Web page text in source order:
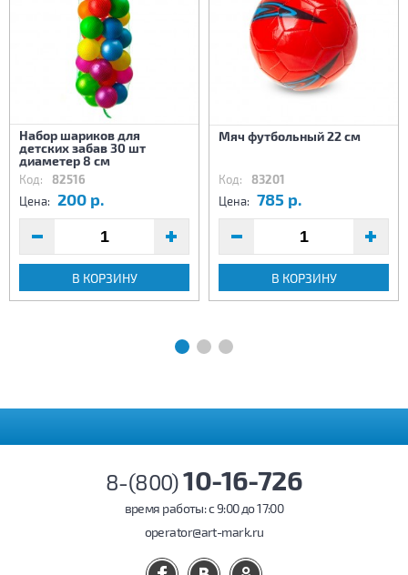
Набор шариков для
детских забав 30 шт
диаметер 8 см
Код: 82516
Цена: 200 р.
В КОРЗИНУ
Мяч футбольный 22 см
Код: 83201
Цена: 785 р.
В КОРЗИНУ
8-(800)10-16-726
время работы: c 9:00 до 17:00
operator@art-mark.ru